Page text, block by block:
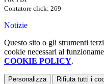
Contatore click: 269
Notizie
Questo sito o gli strumenti
cookie necessari al
COOKIE POLICY.
Personalizza Rifiuta tutti i